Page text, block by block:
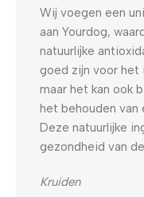
Wij voegen een
aan Yourdog,
natuurlijke
goed zijn voor het
maar het kan ook
het behouden van
Deze natuurlijke
gezondheid van
Kruiden